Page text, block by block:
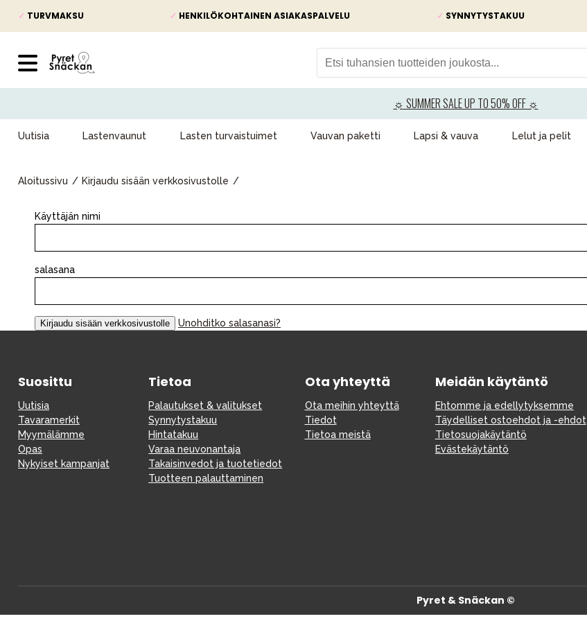
✓ TURVMAKSU ✓ HENKILÖKOHTAINEN ASIAKASPALVELU ✓ SYNNYTYSTAKUU
☼ SUMMER SALE UP TO 50% OFF ☼
Uutisia Lastenvaunut Lasten turvaistuimet Vauvan paketti Lapsi & vauva Lelut ja pelit
Aloitussivu Kirjaudu sisään verkkosivustolle
Käyttäjän nimi
salasana
Unohditko salasanasi?
Suosittu
Uutisia
Tavaramerkit
Myymälämme
Opas
Nykyiset kampanjat
Tietoa
Palautukset & valitukset
Synnytystakuu
Hintatakuu
Varaa neuvonantaja
Takaisinvedot ja tuotetiedot
Tuotteen palauttaminen
Ota yhteyttä
Ota meihin yhteyttä
Tiedot
Tietoa meistä
Meidän käytäntö
Ehtomme ja edellytyksemme
Täydelliset ostoehdot ja -ehdot
Tietosuojakäytäntö
Evästekäytäntö
Pyret & Snäckan ©
Uutisia
Lastenvaunut
Lasten turvaistuimet
Vauvan paketti
Lelut ja pelit
Äiti & Isä
Huonekalut & vuodevaatteet
Tarvikkeet
Varaosat